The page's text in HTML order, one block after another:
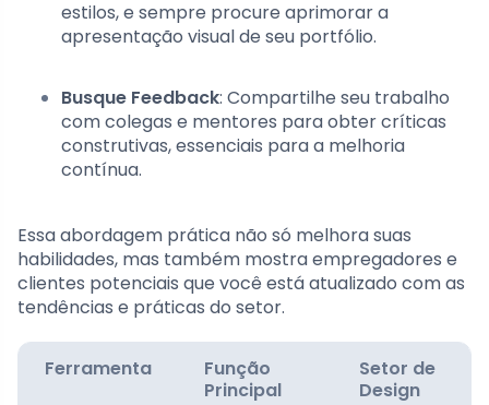
estilos, e sempre procure aprimorar a
apresentação visual de seu portfólio.
Busque Feedback: Compartilhe seu trabalho
com colegas e mentores para obter críticas
construtivas, essenciais para a melhoria
contínua.
Essa abordagem prática não só melhora suas
habilidades, mas também mostra empregadores e
clientes potenciais que você está atualizado com as
tendências e práticas do setor.
Ferramenta
Função
Principal
Setor de
Design